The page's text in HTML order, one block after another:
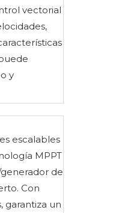
vectorial
y
escalables
MPPT
de
Con
garantiza un